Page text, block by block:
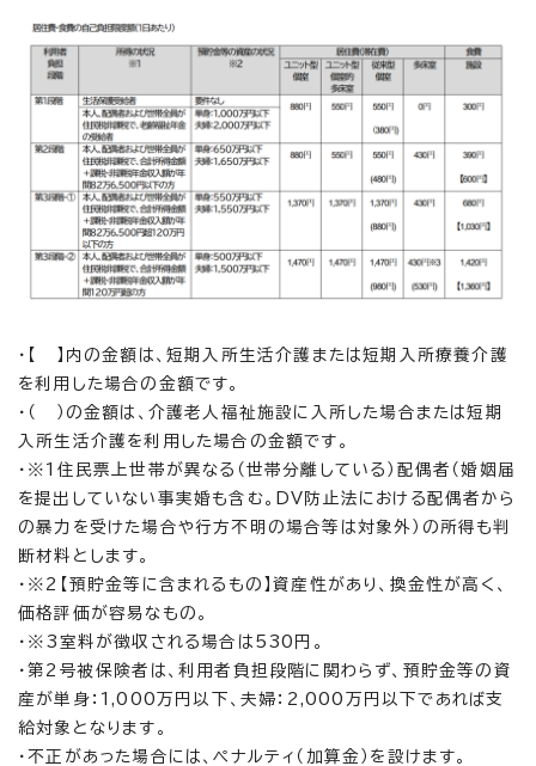
・【 】内の金額は、短期入所生活介護または短期入所療養介護
を利用した場合の金額です。
・（ ）の金額は、介護老人福祉施設に入所した場合または短期
入所生活介護を利用した場合の金額です。
・※1住民票上世帯が異なる（世帯分離している）配偶者（婚姻届
を提出していない事実婚も含む。DV防止法における配偶者から
の暴力を受けた場合や行方不明の場合等は対象外）の所得も判
断材料とします。
・※2【預貯金等に含まれるもの】資産性があり、換金性が高く、
価格評価が容易なもの。
・※3室料が徴収される場合は530円。
・第2号被保険者は、利用者負担段階に関わらず、預貯金等の資
産が単身：1,000万円以下、夫婦：2,000万円以下であれば支
給対象となります。
・不正があった場合には、ペナルティ（加算金）を設けます。